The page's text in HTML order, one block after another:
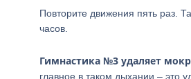
Повторите движения пять раз.
часов.
Гимнастика №3 удаляет
главное в таком дыхании – это